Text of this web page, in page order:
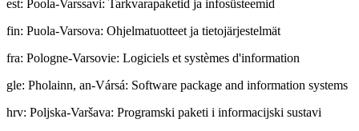
est: Poola-Varssavi: Tarkvarapaketid ja infosüsteemid
fin: Puola-Varsova: Ohjelmatuotteet ja tietojärjestelmät
fra: Pologne-Varsovie: Logiciels et systèmes d'information
gle: Pholainn, an-Vársá: Software package and information systems
hrv: Poljska-Varšava: Programski paketi i informacijski sustavi